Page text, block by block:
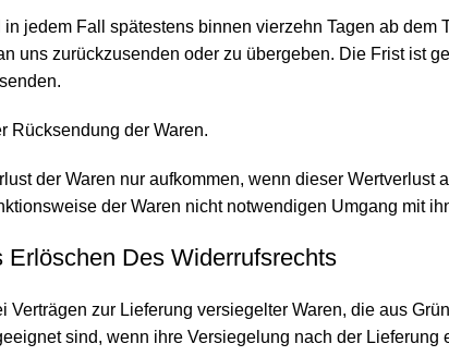
jedem Fall spätestens binnen vierzehn Tagen ab dem
uns zurückzusenden oder zu übergeben. Die Frist ist
Rücksendung der Waren.
der Waren nur aufkommen, wenn dieser Wertverlust
der Waren nicht notwendigen Umgang mit
Des Widerrufsrechts
Verträgen zur Lieferung versiegelter Waren, die aus
sind, wenn ihre Versiegelung nach der Lieferung